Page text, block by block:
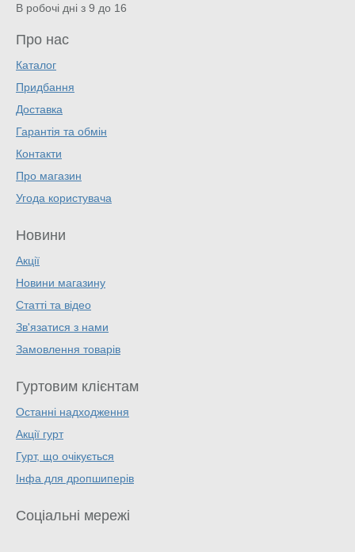
В робочі дні з 9 до 16
Про нас
Каталог
Придбання
Доставка
Гарантія та обмін
Контакти
Про магазин
Угода користувача
Новини
Акції
Новини магазину
Статті та відео
Зв'язатися з нами
Замовлення товарів
Гуртовим клієнтам
Останні надходження
Акції гурт
Гурт, що очікується
Інфа для дропшиперів
Соціальні мережі